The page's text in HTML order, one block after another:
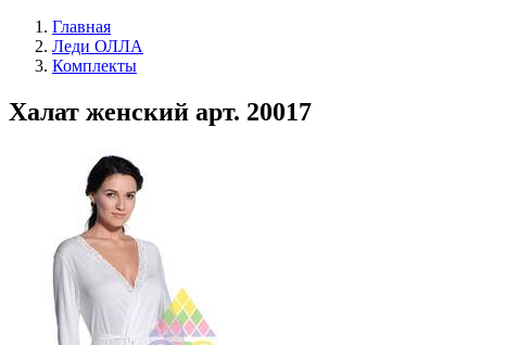
Главная
Леди ОЛЛА
Комплекты
Халат женский арт. 20017